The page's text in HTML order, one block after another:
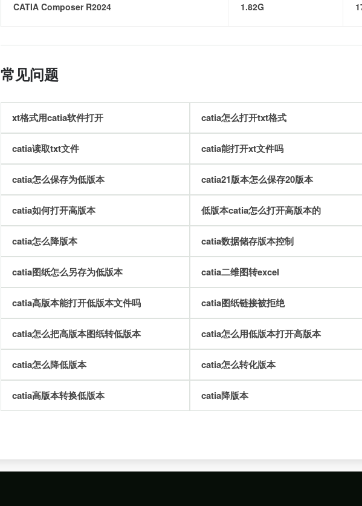
CATIA Composer R2024 1.82G
常见问题
xt格式用catia软件打开 catia怎么打开txt格式
catia读取txt文件 catia能打开xt文件吗
catia怎么保存为低版本 catia21版本怎么保存20版本
catia如何打开高版本 低版本catia怎么打开高版本的
catia怎么降版本 catia数据储存版本控制
catia图纸怎么另存为低版本 catia二维图转excel
catia高版本能打开低版本文件吗 catia图纸链接被拒绝
catia怎么把高版本图纸转低版本 catia怎么用低版本打开高版本
catia怎么降低版本 catia怎么转化版本
catia高版本转换低版本 catia降版本